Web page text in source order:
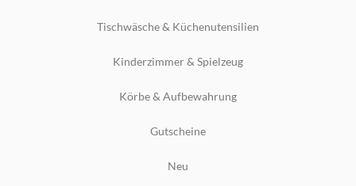
Tischwäsche & Küchenutensilien
Kinderzimmer & Spielzeug
Körbe & Aufbewahrung
Gutscheine
Neu